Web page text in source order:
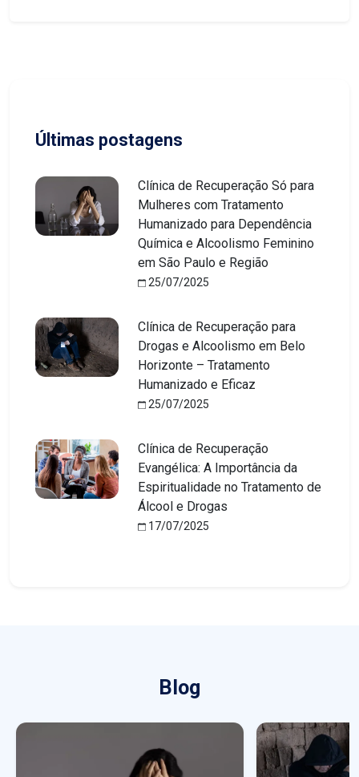
Últimas postagens
Clínica de Recuperação Só para
Mulheres com Tratamento
Humanizado para Dependência
Química e Alcoolismo Feminino
em São Paulo e Região
25/07/2025
Clínica de Recuperação para
Drogas e Alcoolismo em Belo
Horizonte – Tratamento
Humanizado e Eficaz
25/07/2025
Clínica de Recuperação
Evangélica: A Importância da
Espiritualidade no Tratamento de
Álcool e Drogas
17/07/2025
Blog